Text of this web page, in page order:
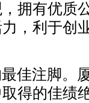
拥有优质
，利于创
佳注脚。
得的佳绩